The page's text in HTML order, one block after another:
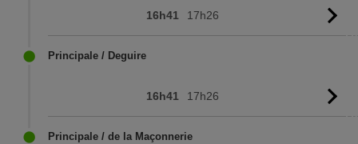
16h41 17h26
Principale / Deguire
16h41 17h26
Principale / de la Maçonnerie